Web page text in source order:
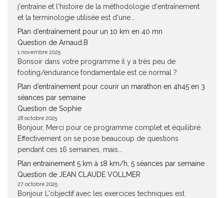
j'entraîne et l'histoire de la méthodologie d'entraînement
et la terminologie utilisée est d'une...
Plan d’entraînement pour un 10 km en 40 mn
Question de Arnaud.B
1 novembre 2025
Bonsoir dans votre programme il y a très peu de
footing/endurance fondamentale est ce normal ?
Plan d’entraînement pour courir un marathon en 4h45 en 3
séances par semaine
Question de Sophie
28 octobre 2025
Bonjour, Merci pour ce programme complet et équilibré.
Effectivement on se pose beaucoup de questions
pendant ces 16 semaines, mais...
Plan entrainement 5 km à 18 km/h, 5 séances par semaine
Question de JEAN CLAUDE VOLLMER
27 octobre 2025
Bonjour L'objectif avec les exercices techniques est